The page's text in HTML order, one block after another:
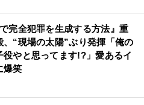
で完全犯罪を生成する方法』重
、“現場の太陽”ぶり発揮「俺の
役やと思ってます!?」愛あるイ
爆笑